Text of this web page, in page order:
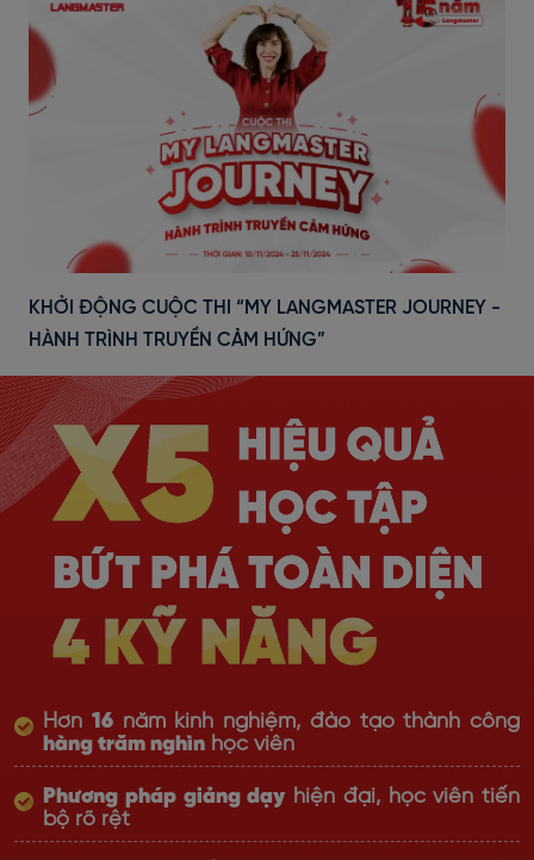
KHỞI ĐỘNG CUỘC THI “MY LANGMASTER JOURNEY -
HÀNH TRÌNH TRUYỀN CẢM HỨNG”
Hơn 16năm kinh nghiệm, đào tạo thành công
hàng trăm nghìn học viên
Phương pháp giảng dạy hiện đại, học viên tiến
bộ rõ rệt